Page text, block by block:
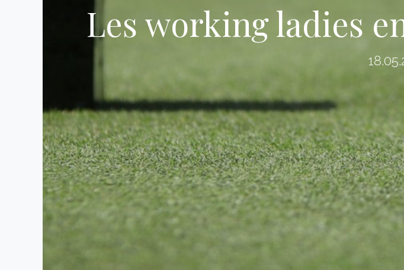
Les working ladies